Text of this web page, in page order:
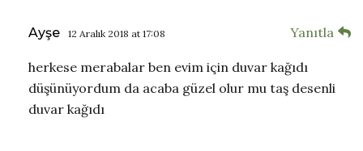
Ayşe 12 Aralık 2018 at 17:08 Yanıtla
herkese merabalar ben evim için duvar kağıdı
düşünüyordum da acaba güzel olur mu taş desenli
duvar kağıdı